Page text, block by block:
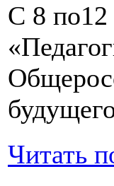
С 8 по12
Читать